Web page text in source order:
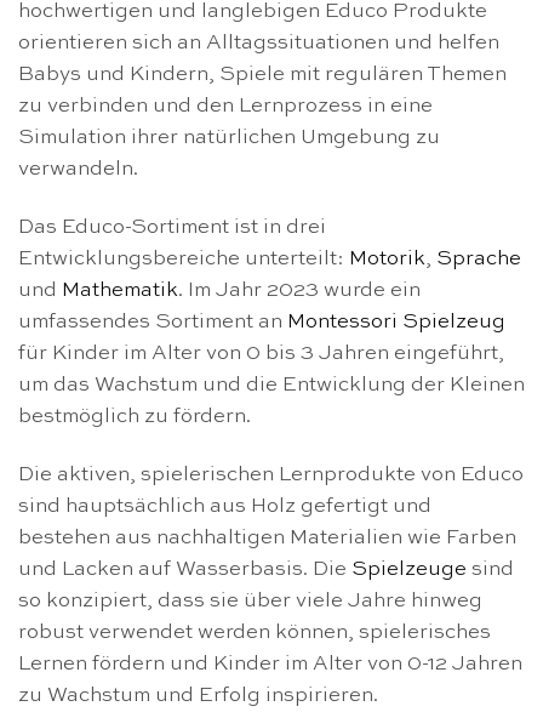
hochwertigen und langlebigen Educo Produkte
orientieren sich an Alltagssituationen und helfen
Babys und Kindern, Spiele mit regulären Themen
zu verbinden und den Lernprozess in eine
Simulation ihrer natürlichen Umgebung zu
verwandeln.
Das Educo-Sortiment ist in drei
Entwicklungsbereiche unterteilt: Motorik, Sprache
und Mathematik. Im Jahr 2023 wurde ein
umfassendes Sortiment an Montessori Spielzeug
für Kinder im Alter von 0 bis 3 Jahren eingeführt,
um das Wachstum und die Entwicklung der Kleinen
bestmöglich zu fördern.
Die aktiven, spielerischen Lernprodukte von Educo
sind hauptsächlich aus Holz gefertigt und
bestehen aus nachhaltigen Materialien wie Farben
und Lacken auf Wasserbasis. Die Spielzeuge sind
so konzipiert, dass sie über viele Jahre hinweg
robust verwendet werden können, spielerisches
Lernen fördern und Kinder im Alter von 0-12 Jahren
zu Wachstum und Erfolg inspirieren.